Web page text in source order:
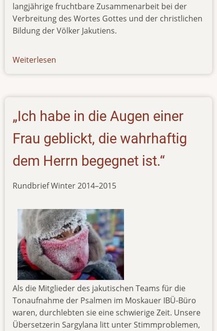
langjährige fruchtbare Zusammenarbeit bei der
Verbreitung des Wortes Gottes und der christlichen
Bildung der Völker Jakutiens.
Weiterlesen
„Ich habe in die Augen einer
Frau geblickt, die wahrhaftig
dem Herrn begegnet ist.“
Rundbrief Winter 2014–2015
Als die Mitglieder des jakutischen Teams für die
Tonaufnahme der Psalmen im Moskauer IBÜ-Büro
waren, durchlebten sie eine schwierige Zeit. Unsere
Übersetzerin Sargylana litt unter Stimmproblemen,